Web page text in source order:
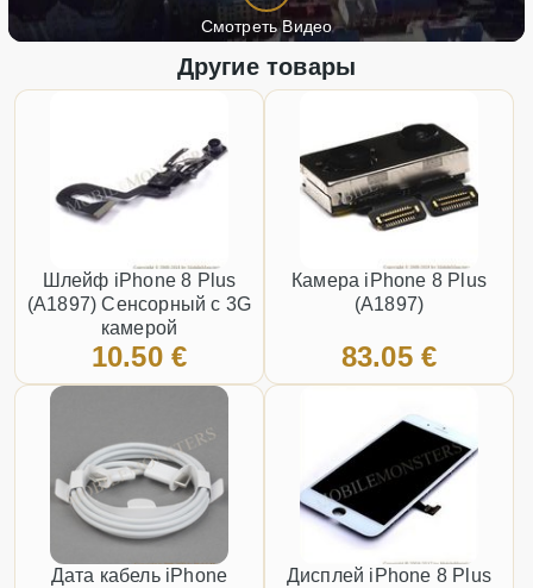
Смотреть Видео
Другие товары
Шлейф iPhone 8 Plus
(A1897) Сенсорный с 3G
камерой
10.50 €
Камера iPhone 8 Plus
(A1897)
83.05 €
Дата кабель iPhone
Дисплей iPhone 8 Plus